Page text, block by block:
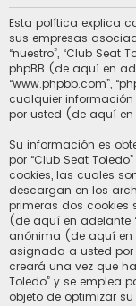
Esta política explica
sus empresas
“nuestro”, “Club Seat
phpBB (de aquí en
“www.phpbb.com”,
cualquier
por usted (de aquí en
Su información es
por “Club Seat
cookies, las cuales
descargan en los
primeras dos cookies
(de aquí en adelante
anónima (de aquí en
asignada a usted por
creará una vez que
Toledo” y se emplea
objeto de optimizar